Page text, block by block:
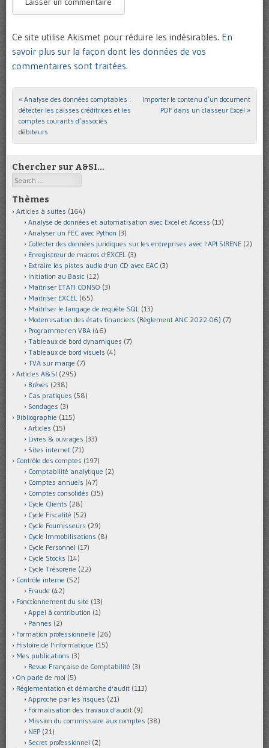
Ce site utilise Akismet pour réduire les indésirables. En
savoir plus sur la façon dont les données de vos
commentaires sont traitées.
Post navigation
« Analyse des données comptables :
détecter les caisses créditrices et les
comptes courants d’associés
débiteurs
Importer le contenu d’un document
PDF dans un classeur Excel »
Chercher sur A&SI…
Search
Thèmes
Articles à suites (164)
Analyse de données et automatisation avec Excel et Access (13)
Analyser un FEC avec Python (3)
Collecter des données juridiques sur les entreprises avec l'API SIRENE (2)
Enregistreur de macros d'EXCEL (3)
Extraire les pistes audio d'un CD avec EAC (3)
Initiation au Basic (12)
Maîtriser ETAFI CONSO (3)
Maîtriser EXCEL (65)
Maîtriser le langage de requête SQL (13)
Modernisation des états financiers (Règlement ANC 2022-06) (7)
Programmer en VBA (46)
Tableaux de bord dynamiques (7)
Tableaux de bord visuels (4)
TVA sur marge (7)
Articles A&SI (295)
Brèves (238)
Cas pratiques (58)
Sondages (3)
Bibliographie (115)
Articles (15)
Livres & ouvrages (33)
Sites internet (71)
Contrôle des comptes (197)
Comptabilité analytique (2)
Comptes annuels (47)
Comptes consolidés (35)
Cycle Clients (28)
Cycle Fiscalité (52)
Cycle Fournisseurs (29)
Cycle Immobilisations (8)
Cycle Personnel (17)
Cycle Stocks (14)
Cycle Trésorerie (22)
Contrôle interne (52)
Fraude (42)
Fonctionnement du site (13)
Appel à contribution (1)
Pannes (2)
Formation professionnelle (26)
Histoire de l'informatique (15)
Mes publications (3)
Revue Française de Comptabilité (3)
On parle de moi (5)
Réglementation et démarche d'audit (113)
Approche par les risques (21)
Formalisation des travaux d'audit (9)
Mission du commissaire aux comptes (38)
NEP (21)
Secret professionnel (2)